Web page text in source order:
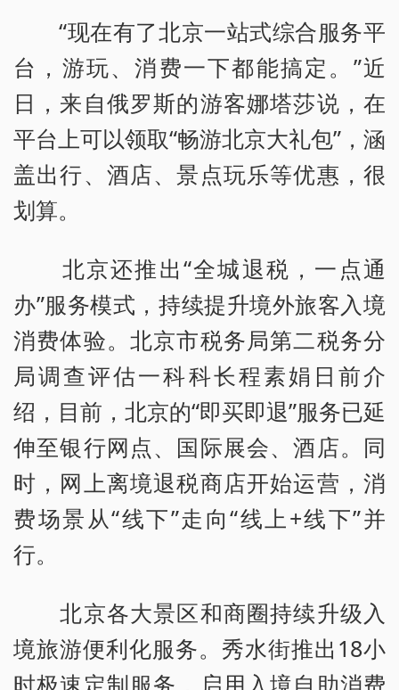
“现在有了北京一站式综合服务平
台，游玩、消费一下都能搞定。”近
日，来自俄罗斯的游客娜塔莎说，在
平台上可以领取“畅游北京大礼包”，涵
盖出行、酒店、景点玩乐等优惠，很
划算。
北京还推出“全城退税，一点通
办”服务模式，持续提升境外旅客入境
消费体验。北京市税务局第二税务分
局调查评估一科科长程素娟日前介
绍，目前，北京的“即买即退”服务已延
伸至银行网点、国际展会、酒店。同
时，网上离境退税商店开始运营，消
费场景从“线下”走向“线上+线下”并
行。
北京各大景区和商圈持续升级入
境旅游便利化服务。秀水街推出18小
时极速定制服务，启用入境自助消费